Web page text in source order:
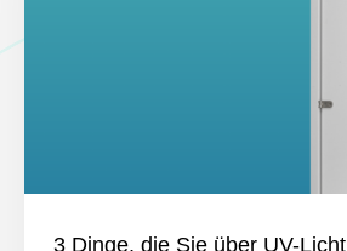
3 Dinge, die Sie über UV-